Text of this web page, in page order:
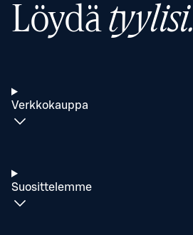
Löydätyylisi.
Verkkokauppa
Suosittelemme